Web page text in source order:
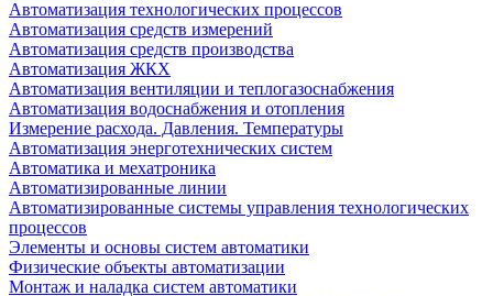
Автоматизация технологических процессов
Автоматизация средств измерений
Автоматизация средств производства
Автоматизация ЖКХ
Автоматизация вентиляции и теплогазоснабжения
Автоматизация водоснабжения и отопления
Измерение расхода. Давления. Температуры
Автоматизация энерготехнических систем
Автоматика и мехатроника
Автоматизированные линии
Автоматизированные системы управления технологических
процессов
Элементы и основы систем автоматики
Физические объекты автоматизации
Монтаж и наладка систем автоматики